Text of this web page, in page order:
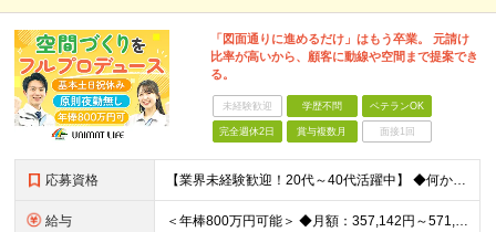
「図面通りに進めるだけ」はもう卒業。 元請け
比率が高いから、顧客に動線や空間まで提案でき
る。
未経験歓迎 学歴不問 ベテランOK
完全週休2日 賞与複数月 面接1回
応募資格 【業界未経験歓迎！20代～40代活躍中】 ◆何かしらの施工管理経験をお持ちの方（施工の規模や年数は不問） ※工務店での経験も大歓迎です！ ※学歴不問 ～このような方にオススメです～ ・ゼロベースで空
給与 ＜年棒800万円可能＞ ◆月額：357,142円～571,428円（14分割）（一律手当を含む） ◆年俸制：500万円～800万円 ※年俸額の1/14を毎月支給（残りの2/14は6・12月に賞与支給